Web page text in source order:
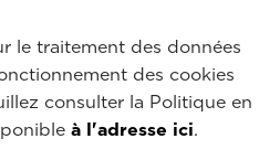
le traitement des données
des cookies
consulter la Politique en
à l'adresse ici.